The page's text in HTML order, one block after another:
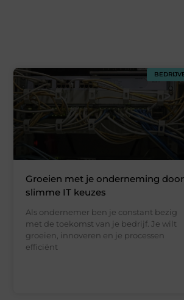
Groeien met je onderneming door
slimme IT keuzes
Als ondernemer ben je constant bezig
met de toekomst van je bedrijf. Je wilt
groeien, innoveren en je processen
efficiënt